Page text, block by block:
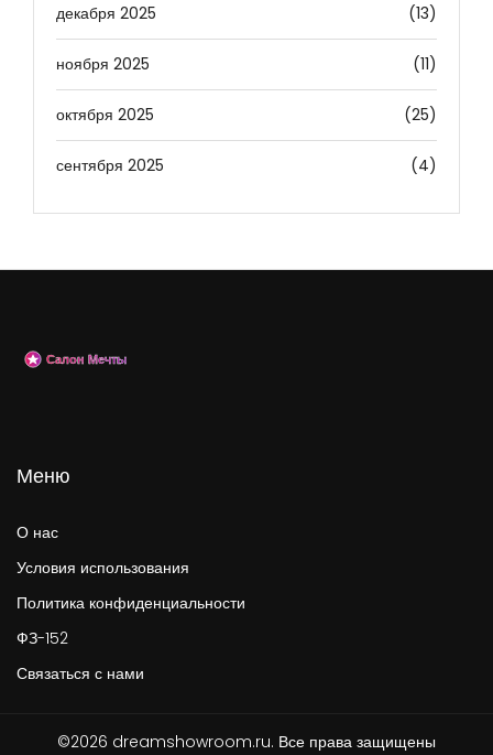
декабря 2025 (13)
ноября 2025 (11)
октября 2025 (25)
сентября 2025 (4)
Меню
О нас
Условия использования
Политика конфиденциальности
ФЗ-152
Связаться с нами
©2026 dreamshowroom.ru. Все права защищены